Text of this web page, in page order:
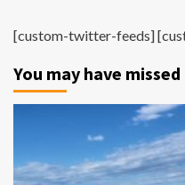
[custom-twitter-feeds]
You may have missed